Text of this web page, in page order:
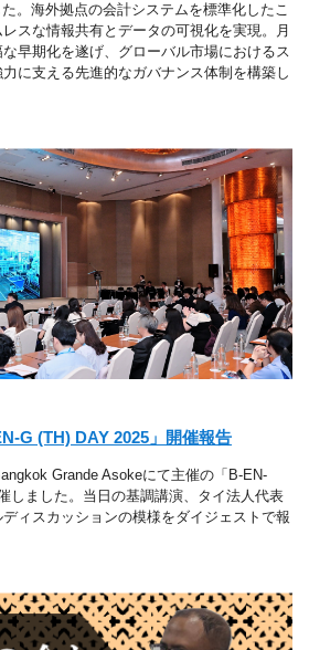
。海外拠点の会計システムを標準化したこ
スな情報共有とデータの可視化を実現。月
早期化を遂げ、グローバル市場におけるス
に支える先進的なガバナンス体制を構築し
G (TH) DAY 2025」開催報告
Grande Asokeにて主催の「B-EN-
しました。当日の基調講演、タイ法人代表
ィスカッションの模様をダイジェストで報